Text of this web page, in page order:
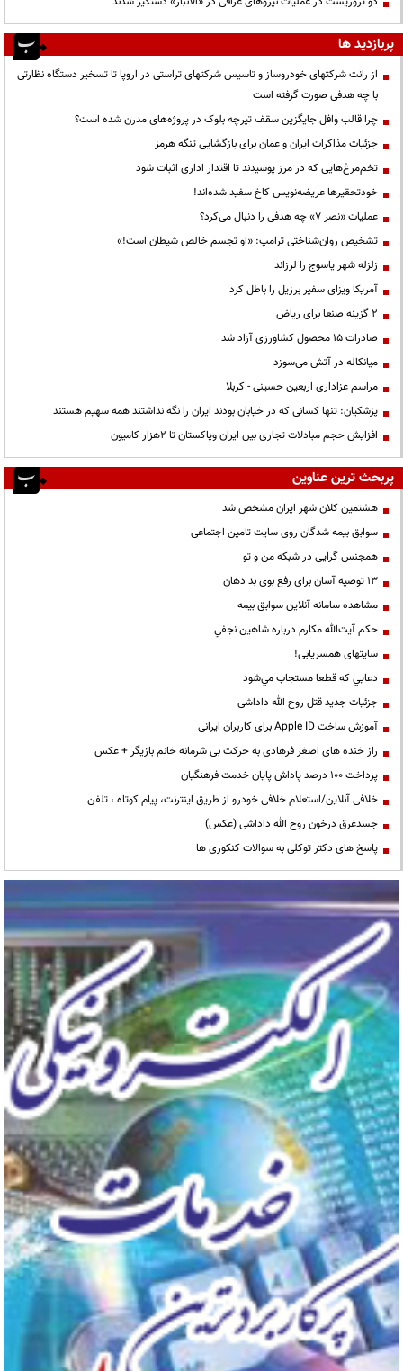
پربازدید ها
از رانت‌ شرکتهای خودروساز و تاسیس شرکتهای تراستی در اروپا تا تسخیر دستگاه نظارتی
با چه هدفی صورت گرفته است
چرا قالب وافل جایگزین سقف تیرچه بلوک در پروژه‌های مدرن شده است؟
جزئیات مذاکرات ایران و عمان برای بازگشایی تنگه هرمز
تخم‌مرغ‌هایی که در مرز پوسیدند تا اقتدار اداری اثبات شود
خودتحقیرها عریضه‌نویس کاخ سفید شده‌اند!
عملیات «نصر ۷» چه هدفی را دنبال می‌کرد؟
تشخیص روان‌شناختی ترامپ: «او تجسم خالص شیطان است!»
زلزله شهر یاسوج را لرزاند
آمریکا ویزای سفیر برزیل را باطل کرد
۲ گزینه صنعا برای ریاض
صادرات ۱۵ محصول کشاورزی آزاد شد
میانکاله در آتش می‌سوزد
مراسم عزاداری اربعین حسینی - کربلا
پزشکیان: تنها کسانی که در خیابان بودند ایران را نگه نداشتند همه سهیم هستند
افزایش حجم مبادلات تجاری بین ایران وپاکستان تا 2هزار کامیون
پربحث ترین عناوین
هشتمین کلان شهر ایران مشخص شد
سوابق بیمه شدگان روی سایت تامین اجتماعی
همجنس گرایی در شبکه من و تو
13 توصیه آسان برای رفع بوی بد دهان
مشاهده سامانه آنلاين سوابق بیمه
حكم آيت‌الله مكارم درباره شاهين نجفي
سایتهای همسریابی!
دعايي كه قطعا مستجاب مي‌شود
جزئیات جدید قتل روح الله داداشی
آموزش ساخت Apple ID برای کاربران ایرانی
راز خنده های اصغر فرهادی به حرکت بی شرمانه خانم بازیگر + عکس
پرداخت ۱۰۰ درصد پاداش پایان خدمت فرهنگیان
خلافی آنلاین/استعلام خلافی خودرو از طریق اینترنت، پیام کوتاه ، تلفن
جسدغرق درخون روح الله داداشی (عکس)
پاسخ های دکتر توکلی به سوالات کنکوری ها